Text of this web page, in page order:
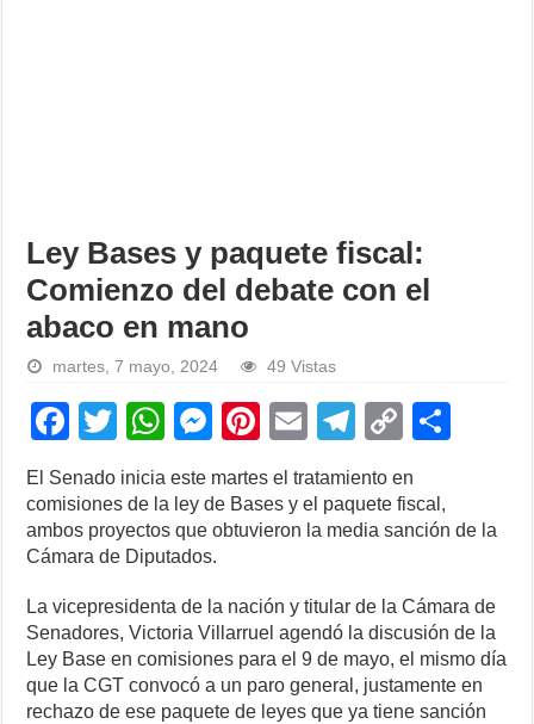
Ley Bases y paquete fiscal:
Comienzo del debate con el
abaco en mano
martes, 7 mayo, 2024 49 Vistas
F
c
e
b
o
o
k
T
wi
tt
er
W
at
s
A
p
p
M
ss
e
n
g
er
Pi
nt
er
e
E
ail
T
e
gr
m
C
p
y
n
k
e
El Senado inicia este martes el tratamiento en
comisiones de la ley de Bases y el paquete fiscal,
ambos proyectos que obtuvieron la media sanción de la
Cámara de Diputados.
La vicepresidenta de la nación y titular de la Cámara de
Senadores, Victoria Villarruel agendó la discusión de la
Ley Base en comisiones para el 9 de mayo, el mismo día
que la CGT convocó a un paro general, justamente en
rechazo de ese paquete de leyes que ya tiene sanción